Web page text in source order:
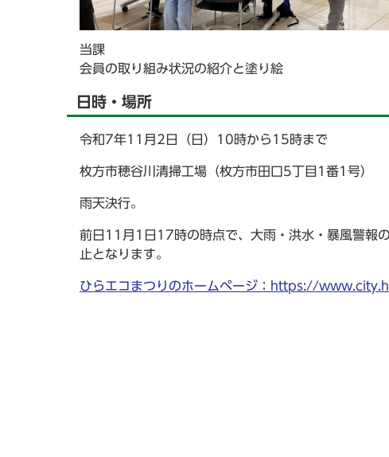
当課
会員の取り組み状況の紹介と塗り絵
日時・場所
令和7年11月2日（日）10時から15時まで
枚方市穂谷川清掃工場（枚方市田口5丁目1番1号）
雨天決行。
前日11月1日17時の時点で、大雨・洪水・暴風警報
止となります。
ひらエコまつりのホームページ：https://